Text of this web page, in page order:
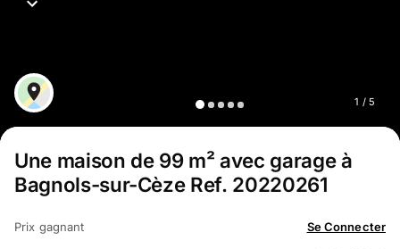
1 / 5
Une maison de 99 m² avec garage à
Bagnols-sur-Cèze Ref. 20220261
Prix gagnant Se Connecter